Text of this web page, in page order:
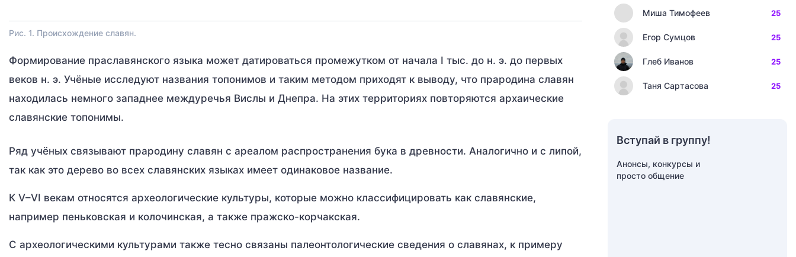
Рис. 1. Происхождение славян.
Формирование праславянского языка может датироваться промежутком от начала I тыс. до н. э. до первых
веков н. э. Учёные исследуют названия топонимов и таким методом приходят к выводу, что прародина славян
находилась немного западнее междуречья Вислы и Днепра. На этих территориях повторяются архаические
славянские топонимы.
Ряд учёных связывают прародину славян с ареалом распространения бука в древности. Аналогично и с липой,
так как это дерево во всех славянских языках имеет одинаковое название.
К V–VI векам относятся археологические культуры, которые можно классифицировать как славянские,
например пеньковская и колочинская, а также пражско-корчакская.
С археологическими культурами также тесно связаны палеонтологические сведения о славянах, к примеру
Миша Тимофеев 25
Егор Сумцов 25
Глеб Иванов 25
Таня Сартасова 25
Вступай в группу!
Анонсы, конкурсы и
просто общение